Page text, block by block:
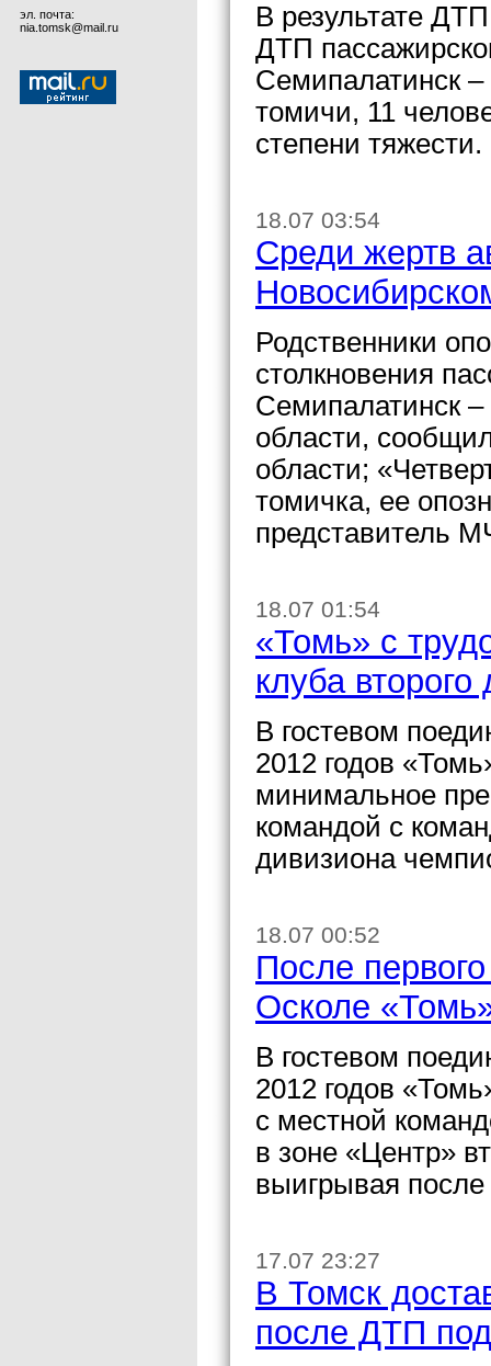
эл. почта:
nia.tomsk@mail.ru
В результате
ДТП
Семипалатинск –
томичи, 11
степени тяжести.
18.07 03:54
Среди жертв
Родственники
столкновения
Семипалатинск
области,
области;
томичка, ее
представитель
18.07 01:54
«Томь» с
клуба второго
В гостевом
2012 годов
минимальное
командой с
дивизиона
18.07 00:52
После
Осколе
В гостевом
2012 годов
с местной
в зоне «Центр»
выигрывая после
17.07 23:27
В Томск
после ДТП